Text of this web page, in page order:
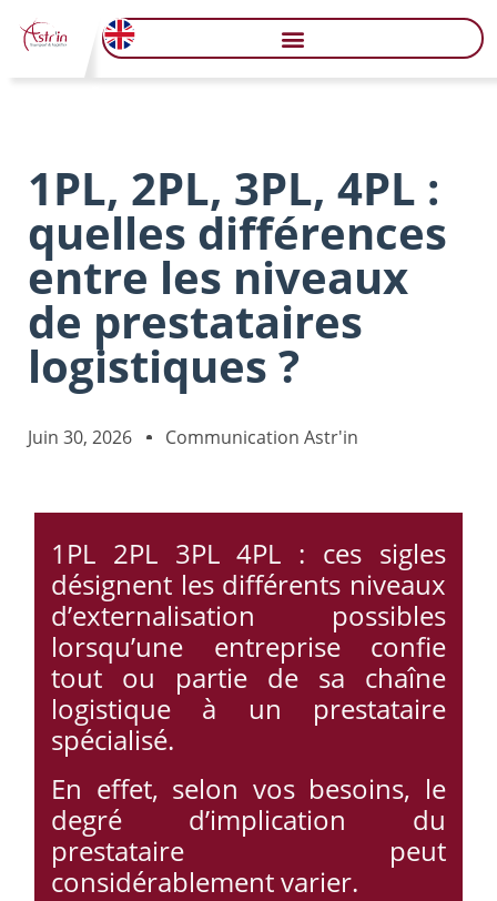
1PL, 2PL, 3PL, 4PL :
quelles différences
entre les niveaux
de prestataires
logistiques ?
Juin 30, 2026 Communication Astr'in
1PL 2PL 3PL 4PL : ces sigles
désignent les différents niveaux
d’externalisation possibles
lorsqu’une entreprise confie
tout ou partie de sa chaîne
logistique à un prestataire
spécialisé.
En effet, selon vos besoins, le
degré d’implication du
prestataire peut
considérablement varier.